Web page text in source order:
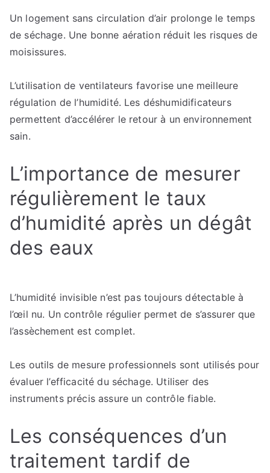
Un logement sans circulation d’air prolonge le temps
de séchage. Une bonne aération réduit les risques de
moisissures.
L’utilisation de ventilateurs favorise une meilleure
régulation de l’humidité. Les déshumidificateurs
permettent d’accélérer le retour à un environnement
sain.
L’importance de mesurer
régulièrement le taux
d’humidité après un dégât
des eaux
L’humidité invisible n’est pas toujours détectable à
l’œil nu. Un contrôle régulier permet de s’assurer que
l’assèchement est complet.
Les outils de mesure professionnels sont utilisés pour
évaluer l’efficacité du séchage. Utiliser des
instruments précis assure un contrôle fiable.
Les conséquences d’un
traitement tardif de